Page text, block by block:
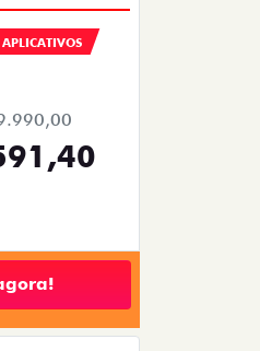
APLICATIVOS